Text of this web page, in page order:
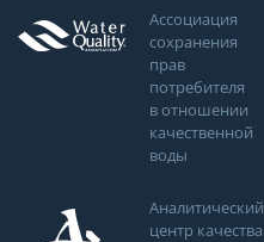
Ассоциация
сохранения
прав
потребителя
в отношении
качественной
воды
Аналитический
центр качества